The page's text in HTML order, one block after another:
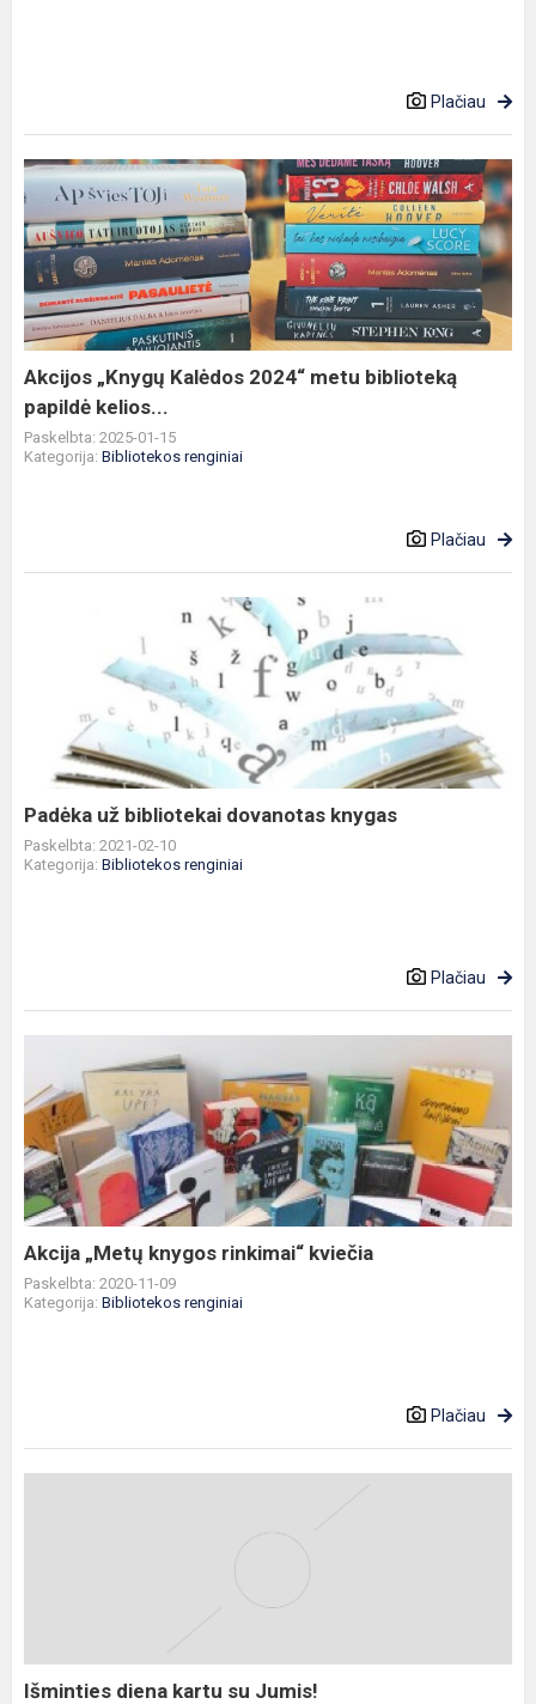
Plačiau
Akcijos
„Knygų
Kalėdos
2024“
metu
biblioteką
papildė
kelios...
Akcijos „Knygų Kalėdos 2024“ metu biblioteką
papildė kelios...
Paskelbta: 2025-01-15
Kategorija: Bibliotekos renginiai
Plačiau
bibliotekai
knygas
Padėka už bibliotekai dovanotas knygas
Paskelbta: 2021-02-10
Kategorija: Bibliotekos renginiai
Plačiau
knygos
rinkimai“
kviečia
Akcija „Metų knygos rinkimai“ kviečia
Paskelbta: 2020-11-09
Kategorija: Bibliotekos renginiai
Plačiau
Išminties diena kartu su Jumis!